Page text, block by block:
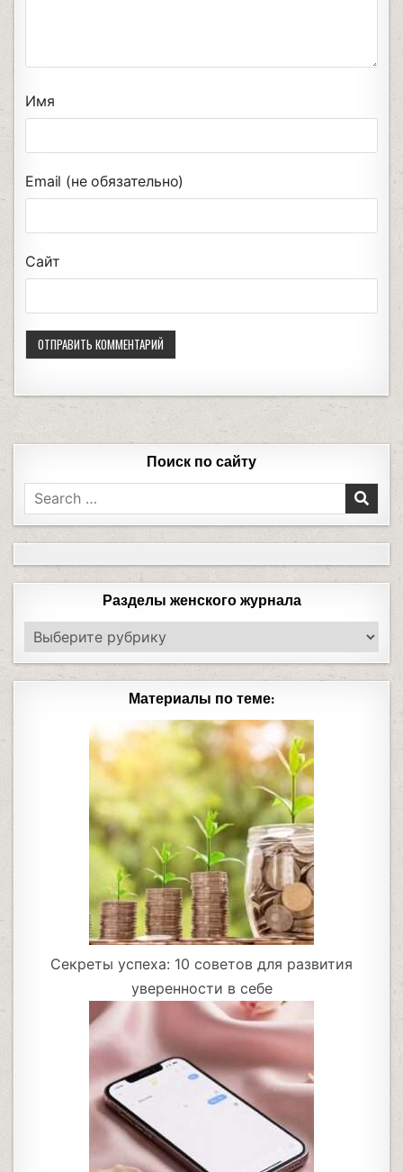
Имя
Email (не обязательно)
Сайт
Поиск по сайту
Разделы женского журнала
Материалы по теме:
Секреты успеха: 10 советов для развития
уверенности в себе